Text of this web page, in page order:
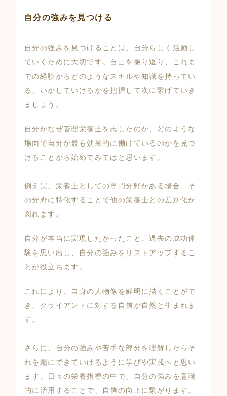
自分の強みを見つける
自分の強みを見つけることは、自分らしく活動し
ていくために大切です。自己を振り返り、これま
での経験からどのようなスキルや知識を持ってい
る、いかしていけるかを把握して次に繋げていき
ましょう。
自分がなぜ管理栄養士を志したのか、どのような
場面で自分が最も効果的に働けているのかを見つ
けることから始めてみてはと思います。
例えば、栄養士としての専門分野がある場合、そ
の分野に特化することで他の栄養士との差別化が
図れます。
自分が本当に実現したかったこと、過去の成功体
験を思い出し、自分の強みをリストアップするこ
とが役立ちます。
これにより、自身の人物像を鮮明に描くことがで
き、クライアントに対する自信が自然と生まれま
す。
さらに、自分の強みや苦手な部分を理解したらそ
れを糧にできていけるように学びや実践へと思い
ます。日々の栄養指導の中で、自分の強みを意識
的に活用することで、自信の向上に繋がります。